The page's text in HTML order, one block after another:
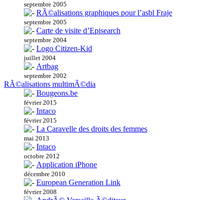
septembre 2005
RÃ©alisations graphiques pour l’asbl Fraje
septembre 2005
Carte de visite d’Episearch
septembre 2004
Logo Citizen-Kid
juillet 2004
Artbag
septembre 2002
RÃ©alisations multimÃ©dia
Bougeons.be
février 2015
Intaco
février 2015
La Caravelle des droits des femmes
mai 2013
Intaco
octobre 2012
Application iPhone
décembre 2010
European Generation Link
février 2008